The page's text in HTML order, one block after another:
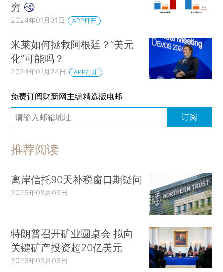
穷
2024年01月31日 APP打开
米莱如何拯救阿根廷？“美元
化”可能吗？
2024年01月24日 APP打开
免费订阅财新网主编精选版电邮
订阅
推荐阅读
离岸信托90天补税窗口期疑问
2026年08月08日
特朗普召开矿业圆桌会 拟向
关键矿产投资超20亿美元
2026年08月08日